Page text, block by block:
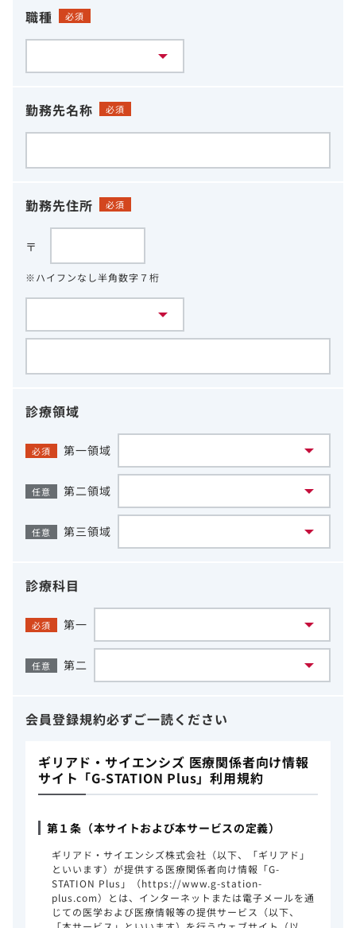
職種 必須
勤務先名称 必須
勤務先住所 必須
〒
※ハイフンなし半角数字７桁
診療領域
必須 第一領域
任意 第二領域
任意 第三領域
診療科目
必須 第一
任意 第二
会員登録規約必ずご一読ください
ギリアド・サイエンシズ 医療関係者向け情報
サイト「G-STATION Plus」利用規約
第１条（本サイトおよび本サービスの定義）
ギリアド・サイエンシズ株式会社（以下、「ギリアド」
といいます）が提供する医療関係者向け情報「G-
STATION Plus」（https://www.g-station-
plus.com）とは、インターネットまたは電子メールを通
じての医学および医療情報等の提供サービス（以下、